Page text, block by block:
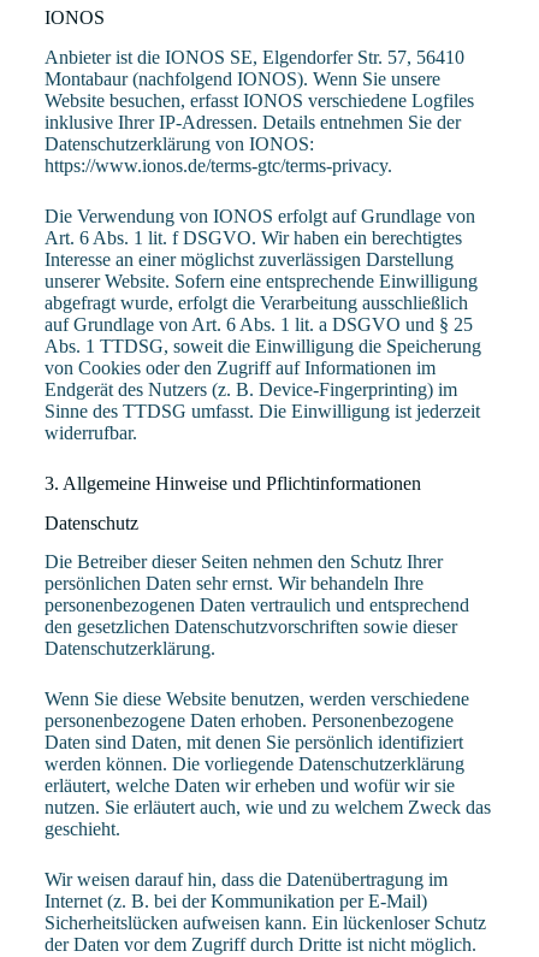
IONOS
Anbieter ist die IONOS SE, Elgendorfer Str. 57, 56410
Montabaur (nachfolgend IONOS). Wenn Sie unsere
Website besuchen, erfasst IONOS verschiedene Logfiles
inklusive Ihrer IP-Adressen. Details entnehmen Sie der
Datenschutzerklärung von IONOS:
https://www.ionos.de/terms-gtc/terms-privacy.
Die Verwendung von IONOS erfolgt auf Grundlage von
Art. 6 Abs. 1 lit. f DSGVO. Wir haben ein berechtigtes
Interesse an einer möglichst zuverlässigen Darstellung
unserer Website. Sofern eine entsprechende Einwilligung
abgefragt wurde, erfolgt die Verarbeitung ausschließlich
auf Grundlage von Art. 6 Abs. 1 lit. a DSGVO und § 25
Abs. 1 TTDSG, soweit die Einwilligung die Speicherung
von Cookies oder den Zugriff auf Informationen im
Endgerät des Nutzers (z. B. Device-Fingerprinting) im
Sinne des TTDSG umfasst. Die Einwilligung ist jederzeit
widerrufbar.
3. Allgemeine Hinweise und Pflicht­informationen
Datenschutz
Die Betreiber dieser Seiten nehmen den Schutz Ihrer
persönlichen Daten sehr ernst. Wir behandeln Ihre
personenbezogenen Daten vertraulich und entsprechend
den gesetzlichen Datenschutzvorschriften sowie dieser
Datenschutzerklärung.
Wenn Sie diese Website benutzen, werden verschiedene
personenbezogene Daten erhoben. Personenbezogene
Daten sind Daten, mit denen Sie persönlich identifiziert
werden können. Die vorliegende Datenschutzerklärung
erläutert, welche Daten wir erheben und wofür wir sie
nutzen. Sie erläutert auch, wie und zu welchem Zweck das
geschieht.
Wir weisen darauf hin, dass die Datenübertragung im
Internet (z. B. bei der Kommunikation per E-Mail)
Sicherheitslücken aufweisen kann. Ein lückenloser Schutz
der Daten vor dem Zugriff durch Dritte ist nicht möglich.